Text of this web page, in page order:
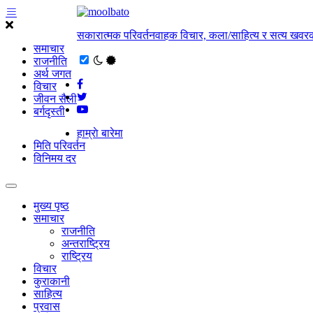
समाचार
राजनीति
अर्थ जगत
विचार
जीवन सैली
बर्गदृस्ती
सकारात्मक परिवर्तनवाहक विचार, कला/साहित्य र सत्य
हाम्राे बारेमा
मिति परिवर्तन
विनिमय दर
मुख्य पृष्ठ
समाचार
राजनीति
अन्तराष्ट्रिय
राष्ट्रिय
विचार
कुराकानी
साहित्य
प्रवास